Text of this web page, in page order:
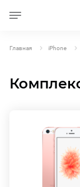
Главная iPhone